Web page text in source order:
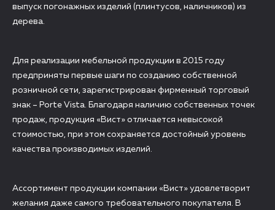
выпуск погонажных изделий (плинтусов, наличников) из
дерева.
Для реализации мебельной продукции в 2015 году
предприняты первые шаги по созданию собственной
розничной сети, зарегистрирован фирменный торговый
знак – Portе Vista. Благодаря наличию собственных точек
продаж, продукция «Вист» отличается невысокой
стоимостью, при этом сохраняется достойный уровень
качества производимых изделий.
Ассортимент продукции компании «Вист» удовлетворит
желания даже самого требовательного покупателя. В